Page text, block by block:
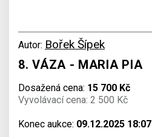
Autor: Bořek Šípek
8. VÁZA - MARIA PIA
Dosažená cena: 15 700 Kč
Vyvolávací cena: 2 500 Kč
Konec aukce: 09.12.2025 18:07